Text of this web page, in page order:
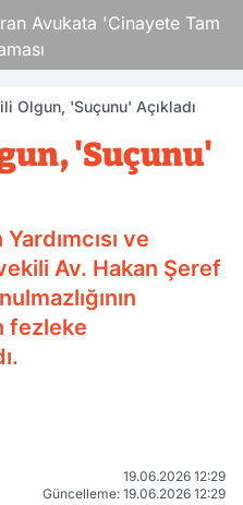
Avukata 'Cinayete Tam
Olgun, 'Suçunu' Açıkladı
'Suçunu'
ve
Av. Hakan Şeref
fezleke
19.06.2026 12:29
Güncelleme: 19.06.2026 12:29